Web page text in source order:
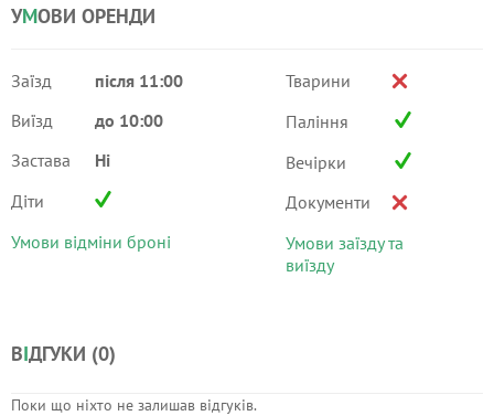
УМОВИ ОРЕНДИ
Заїзд
після 11:00
Виїзд
до 10:00
Застава
Ні
Діти
Умови відміни броні
Тварини
Паління
Вечірки
Документи
Умови заїзду та
виїзду
ВІДГУКИ (0)
Поки що ніхто не залишав відгуків.